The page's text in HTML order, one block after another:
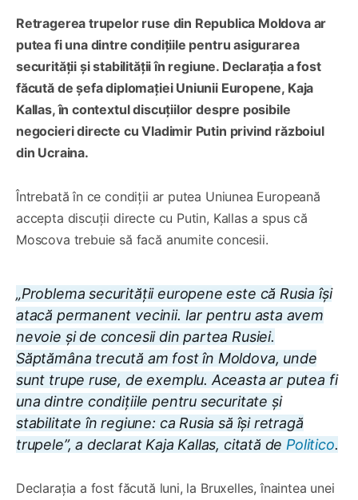
Retragerea trupelor ruse din Republica Moldova ar
putea fi una dintre condițiile pentru asigurarea
securității și stabilității în regiune. Declarația a fost
făcută de șefa diplomației Uniunii Europene, Kaja
Kallas, în contextul discuțiilor despre posibile
negocieri directe cu Vladimir Putin privind războiul
din Ucraina.
Întrebată în ce condiții ar putea Uniunea Europeană
accepta discuții directe cu Putin, Kallas a spus că
Moscova trebuie să facă anumite concesii.
„Problema securității europene este că Rusia își
atacă permanent vecinii. Iar pentru asta avem
nevoie și de concesii din partea Rusiei.
Săptămâna trecută am fost în Moldova, unde
sunt trupe ruse, de exemplu. Aceasta ar putea fi
una dintre condițiile pentru securitate și
stabilitate în regiune: ca Rusia să își retragă
trupele”, a declarat Kaja Kallas, citată de Politico.
Declarația a fost făcută luni, la Bruxelles, înaintea unei